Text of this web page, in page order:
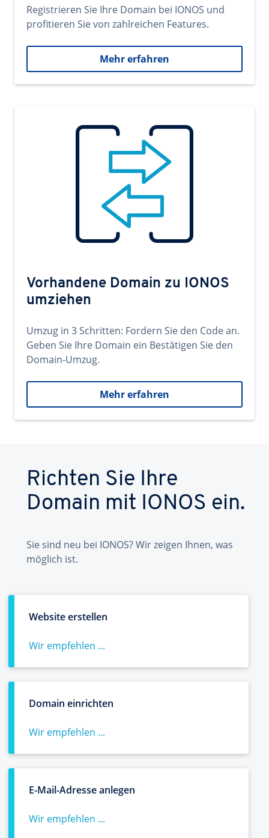
Registrieren Sie Ihre Domain bei IONOS und
profitieren Sie von zahlreichen Features.
Mehr erfahren
Vorhandene Domain zu IONOS
umziehen
Umzug in 3 Schritten: Fordern Sie den Code an.
Geben Sie Ihre Domain ein Bestätigen Sie den
Domain-Umzug.
Mehr erfahren
Richten Sie Ihre
Domain mit IONOS ein.
Sie sind neu bei IONOS? Wir zeigen Ihnen, was
möglich ist.
Website erstellen
Wir empfehlen ...
Domain einrichten
Wir empfehlen ...
E-Mail-Adresse anlegen
Wir empfehlen ...